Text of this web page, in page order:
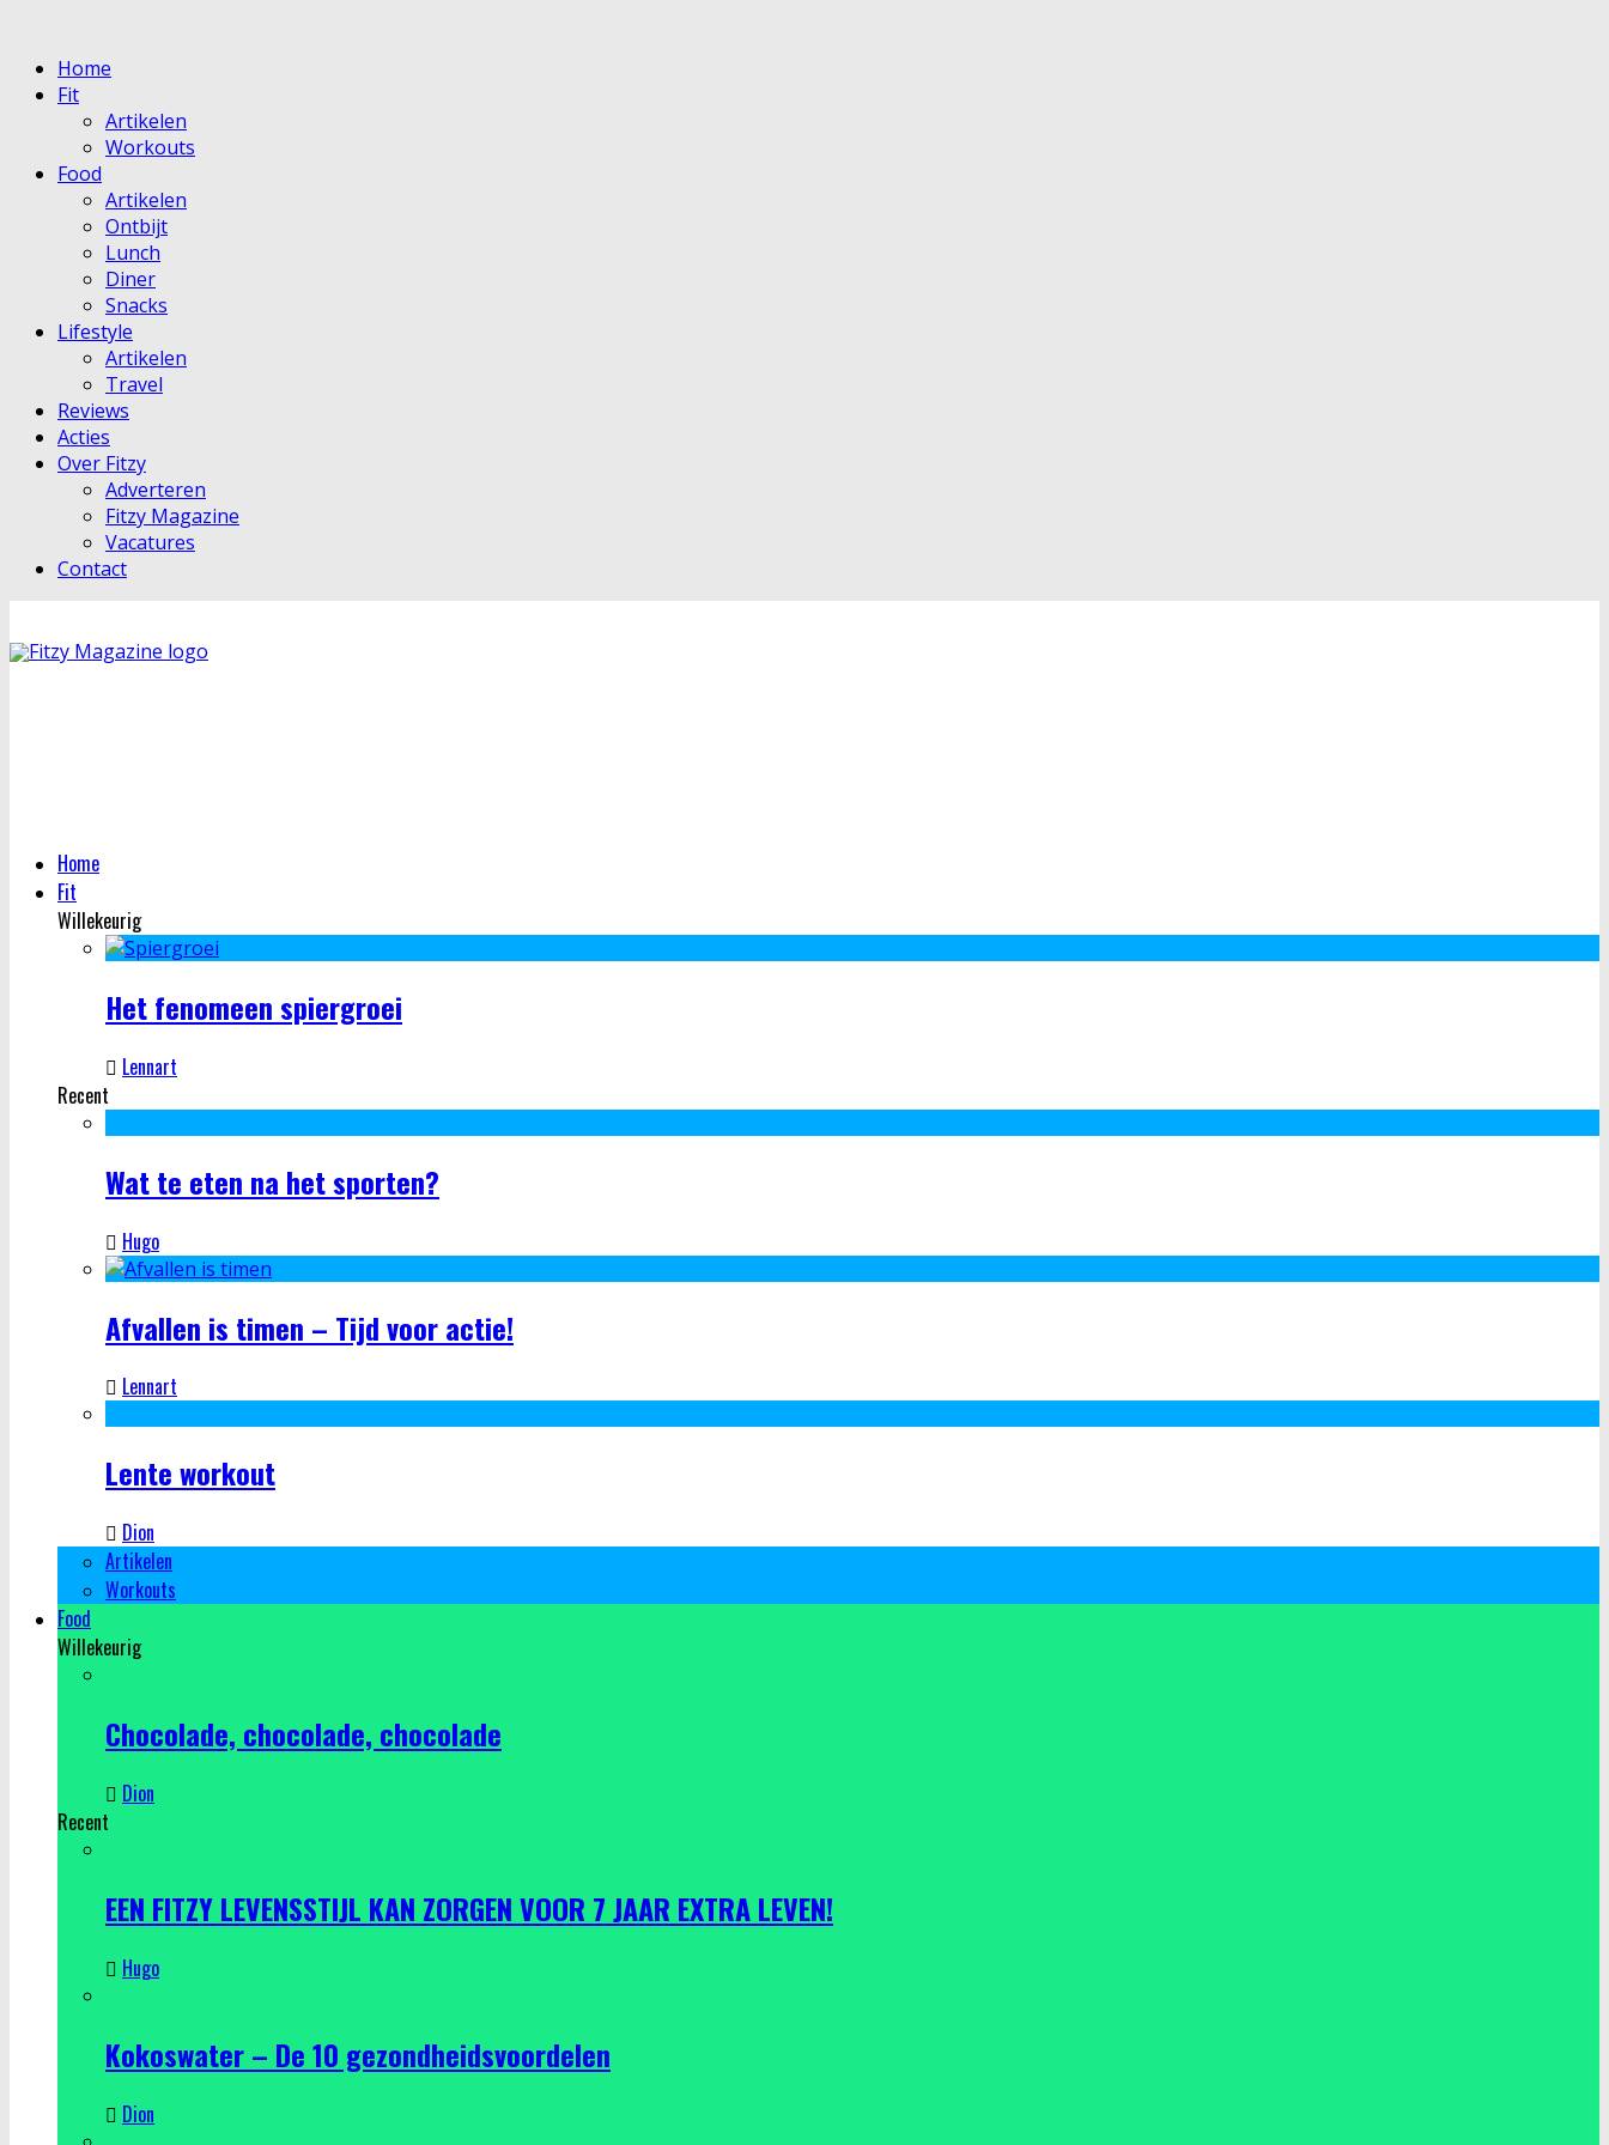
Home
Fit
Artikelen
Workouts
Food
Artikelen
Ontbijt
Lunch
Diner
Snacks
Lifestyle
Artikelen
Travel
Reviews
Acties
Over Fitzy
Adverteren
Fitzy Magazine
Vacatures
Contact
Home
Fit
Willekeurig
Het fenomeen spiergroei
Lennart
Recent
Wat te eten na het sporten?
Hugo
Afvallen is timen – Tijd voor actie!
Lennart
Lente workout
Dion
Artikelen
Workouts
Food
Willekeurig
Chocolade, chocolade, chocolade
Dion
Recent
EEN FITZY LEVENSSTIJL KAN ZORGEN VOOR 7 JAAR EXTRA LEVEN!
Hugo
Kokoswater – De 10 gezondheidsvoordelen
Dion